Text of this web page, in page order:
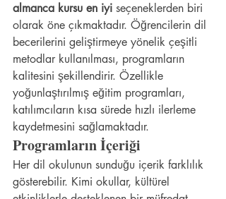
almanca kursu en iyi seçeneklerden biri
olarak öne çıkmaktadır. Öğrencilerin dil
becerilerini geliştirmeye yönelik çeşitli
metodlar kullanılması, programların
kalitesini şekillendirir. Özellikle
yoğunlaştırılmış eğitim programları,
katılımcıların kısa sürede hızlı ilerleme
kaydetmesini sağlamaktadır.
Programların İçeriği
Her dil okulunun sunduğu içerik farklılık
gösterebilir. Kimi okullar, kültürel